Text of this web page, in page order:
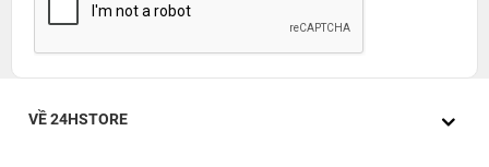
VỀ 24HSTORE